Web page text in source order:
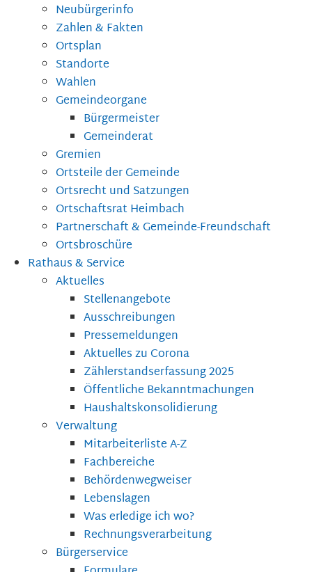
Neubürgerinfo
Zahlen & Fakten
Ortsplan
Standorte
Wahlen
Gemeindeorgane
Bürgermeister
Gemeinderat
Gremien
Ortsteile der Gemeinde
Ortsrecht und Satzungen
Ortschaftsrat Heimbach
Partnerschaft & Gemeinde-Freundschaft
Ortsbroschüre
Rathaus & Service
Aktuelles
Stellenangebote
Ausschreibungen
Pressemeldungen
Aktuelles zu Corona
Zählerstandserfassung 2025
Öffentliche Bekanntmachungen
Haushaltskonsolidierung
Verwaltung
Mitarbeiterliste A-Z
Fachbereiche
Behördenwegweiser
Lebenslagen
Was erledige ich wo?
Rechnungsverarbeitung
Bürgerservice